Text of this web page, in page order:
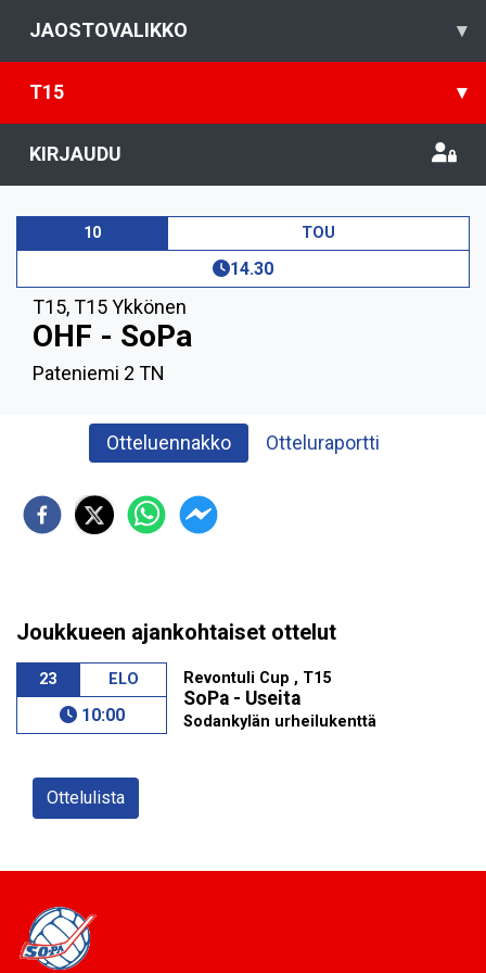
JAOSTOVALIKKO ▾
T15 ▾
KIRJAUDU
10 TOU
14.30
T15,T15 Ykkönen
OHF - SoPa
Pateniemi 2 TN
Otteluennakko Otteluraportti
Joukkueen ajankohtaiset ottelut
23 ELO
10:00
Revontuli Cup , T15
SoPa - Useita
Sodankylän urheilukenttä
Ottelulista